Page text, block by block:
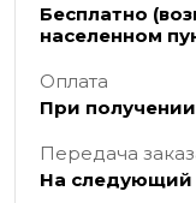
Бесплатно
населенном
Оплата
При
Передача
На следующий